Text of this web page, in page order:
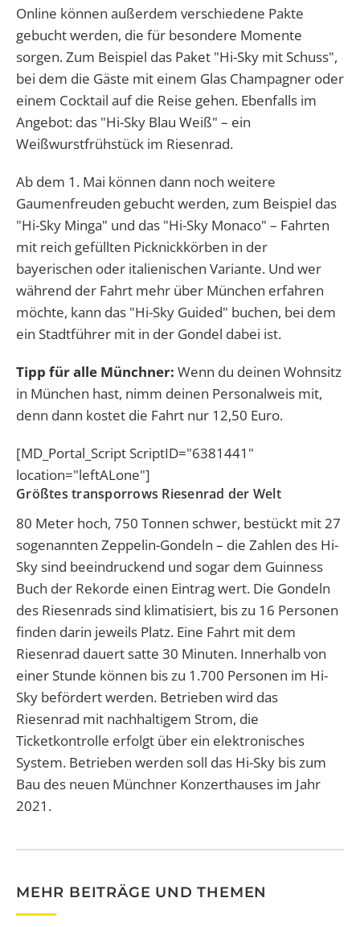
Online können außerdem verschiedene Pakte
gebucht werden, die für besondere Momente
sorgen. Zum Beispiel das Paket "Hi-Sky mit Schuss",
bei dem die Gäste mit einem Glas Champagner oder
einem Cocktail auf die Reise gehen. Ebenfalls im
Angebot: das "Hi-Sky Blau Weiß" – ein
Weißwurstfrühstück im Riesenrad.
Ab dem 1. Mai können dann noch weitere
Gaumenfreuden gebucht werden, zum Beispiel das
"Hi-Sky Minga" und das "Hi-Sky Monaco" – Fahrten
mit reich gefüllten Picknickkörben in der
bayerischen oder italienischen Variante. Und wer
während der Fahrt mehr über München erfahren
möchte, kann das "Hi-Sky Guided" buchen, bei dem
ein Stadtführer mit in der Gondel dabei ist.
Tipp für alle Münchner: Wenn du deinen Wohnsitz
in München hast, nimm deinen Personalweis mit,
denn dann kostet die Fahrt nur 12,50 Euro.
[MD_Portal_Script ScriptID="6381441"
location="leftALone"]
Größtes transporrows Riesenrad der Welt
80 Meter hoch, 750 Tonnen schwer, bestückt mit 27
sogenannten Zeppelin-Gondeln – die Zahlen des Hi-
Sky sind beeindruckend und sogar dem Guinness
Buch der Rekorde einen Eintrag wert. Die Gondeln
des Riesenrads sind klimatisiert, bis zu 16 Personen
finden darin jeweils Platz. Eine Fahrt mit dem
Riesenrad dauert satte 30 Minuten. Innerhalb von
einer Stunde können bis zu 1.700 Personen im Hi-
Sky befördert werden. Betrieben wird das
Riesenrad mit nachhaltigem Strom, die
Ticketkontrolle erfolgt über ein elektronisches
System. Betrieben werden soll das Hi-Sky bis zum
Bau des neuen Münchner Konzerthauses im Jahr
2021.
MEHR BEITRÄGE UND THEMEN